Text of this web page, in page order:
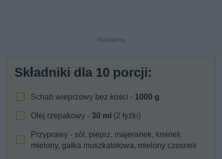
Składniki dla 10 porcji:
Schab wieprzowy bez kości - 1000 g
Olej rzepakowy -30 ml (2 łyżki)
Przyprawy - sól, pieprz, majeranek, kminek
mielony, gałka muszkatołowa, mielony czosnek